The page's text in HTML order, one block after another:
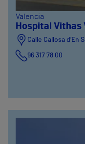
Valencia
Hospital Vithas
Calle Callosa d’En
96 317 78 00